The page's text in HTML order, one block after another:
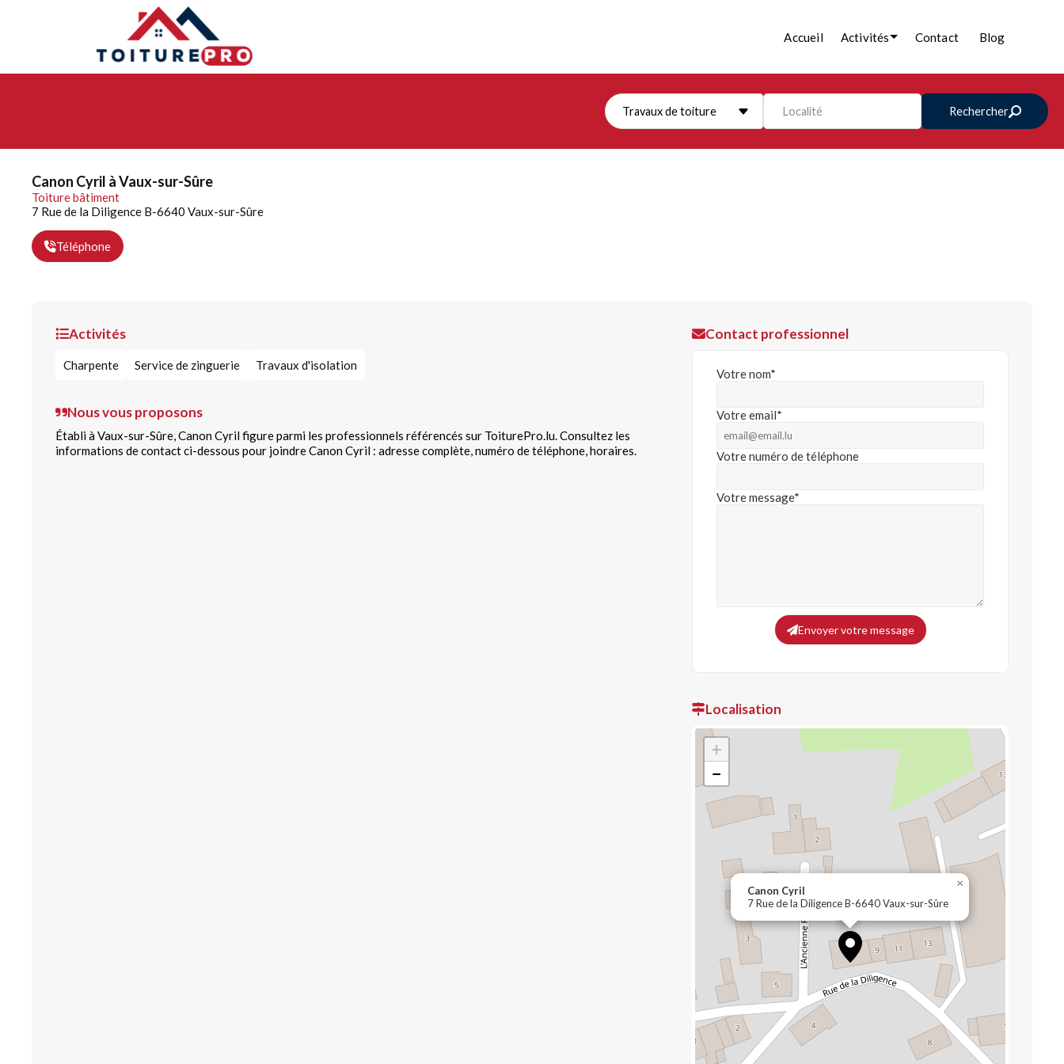
Accueil Activités Contact Blog
Travaux de toiture Localité Rechercher
Canon Cyril à Vaux-sur-Sûre
Toiture bâtiment
7 Rue de la Diligence B-6640 Vaux-sur-Sûre
Téléphone
Activités
Charpente Service de zinguerie Travaux d'isolation
Nous vous proposons
Établi à Vaux-sur-Sûre, Canon Cyril figure parmi les professionnels référencés sur ToiturePro.lu. Consultez les
informations de contact ci-dessous pour joindre Canon Cyril : adresse complète, numéro de téléphone, horaires.
Contact professionnel
Votre nom*
Votre email*
Votre numéro de téléphone
Votre message*
Envoyer votre message
Localisation
Canon Cyril
7 Rue de la Diligence B-6640 Vaux-sur-Sûre
×
+
−